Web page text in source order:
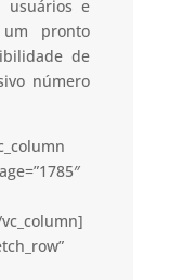
usuários e
um pronto
de
número